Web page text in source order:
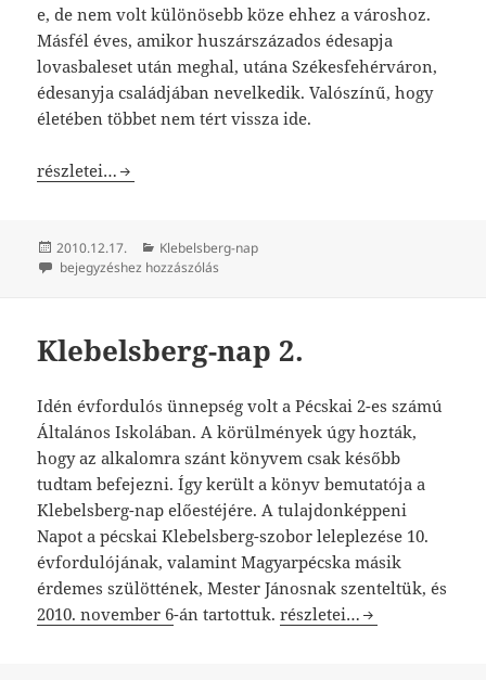
e, de nem volt különösebb köze ehhez a városhoz.
Másfél éves, amikor huszárszázados édesapja
lovasbaleset után meghal, utána Székesfehérváron,
édesanyja családjában nevelkedik. Valószínű, hogy
életében többet nem tért vissza ide.
Klebelsberg-nap 3. – Ujváry Gábor előadása
részletei…
Közzétéve
2010.12.17. Kategória
Klebelsberg-nap
Klebelsberg-nap 3. – Ujváry Gábor előadása
bejegyzéshez hozzászólás
Klebelsberg-nap 2.
Idén évfordulós ünnepség volt a Pécskai 2-es számú
Általános Iskolában. A körülmények úgy hozták,
hogy az alkalomra szánt könyvem csak később
tudtam befejezni. Így került a könyv bemutatója a
Klebelsberg-nap előestéjére. A tulajdonképpeni
Napot a pécskai Klebelsberg-szobor leleplezése 10.
évfordulójának, valamint Magyarpécska másik
érdemes szülöttének, Mester Jánosnak szenteltük, és
2010. november 6-án tartottuk.Klebelsberg-nap 2.
részletei…